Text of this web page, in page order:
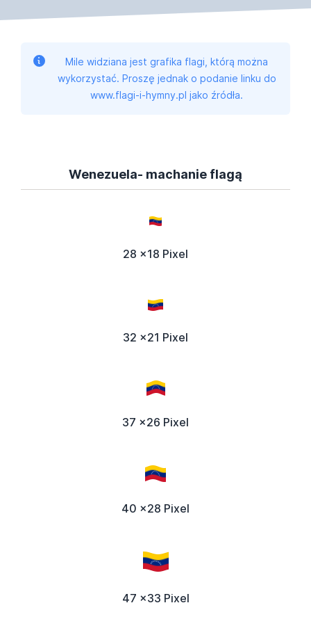
Mile widziana jest grafika flagi, którą można
wykorzystać. Proszę jednak o podanie linku do
www.flagi-i-hymny.pl jako źródła.
Wenezuela- machanie flagą
28 x18 Pixel
32 x21 Pixel
37 x26 Pixel
40 x28 Pixel
47 x33 Pixel